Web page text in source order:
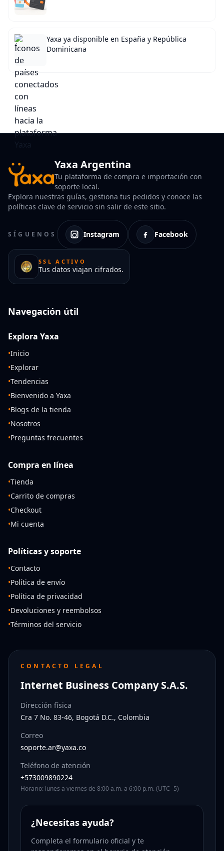
Yaxa ya disponible en España y República
Dominicana
Yaxa Argentina
Tu plataforma de compra e importación con
soporte local.
Explora nuestras guías, gestiona tus pedidos y conoce las
políticas clave de servicio sin salir de este sitio.
SÍGUENOS Instagram Facebook
SSL ACTIVO
Tus datos viajan cifrados.
Navegación útil
Explora Yaxa
•Inicio
•Explorar
•Tendencias
•Bienvenido a Yaxa
•Blogs de la tienda
•Nosotros
•Preguntas frecuentes
Compra en línea
•Tienda
•Carrito de compras
•Checkout
•Mi cuenta
Políticas y soporte
•Contacto
•Política de envío
•Política de privacidad
•Devoluciones y reembolsos
•Términos del servicio
CONTACTO LEGAL
Internet Business Company S.A.S.
Dirección física
Cra 7 No. 83-46, Bogotá D.C., Colombia
Correo
soporte.ar@yaxa.co
Teléfono de atención
+573009890224
Horario: lunes a viernes de 8:00 a.m. a 6:00 p.m. (UTC -5)
¿Necesitas ayuda?
Completa el formulario oficial y te